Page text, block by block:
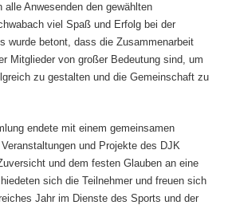
Anwesenden den gewählten
viel Spaß und Erfolg bei der
wurde betont, dass die Zusammenarbeit
Mitglieder von großer Bedeutung sind, um
zu gestalten und die Gemeinschaft zu
endete mit einem gemeinsamen
und Projekte des DJK
und dem festen Glauben an eine
sich die Teilnehmer und freuen sich
Jahr im Dienste des Sports und der